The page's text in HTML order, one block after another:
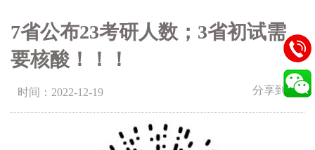
7省公布23考研人数；3省初试需
要核酸！！！
时间：2022-12-19 分享到：